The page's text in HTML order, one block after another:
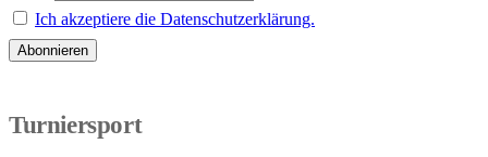
Ich akzeptiere die Datenschutzerklärung.
Turniersport